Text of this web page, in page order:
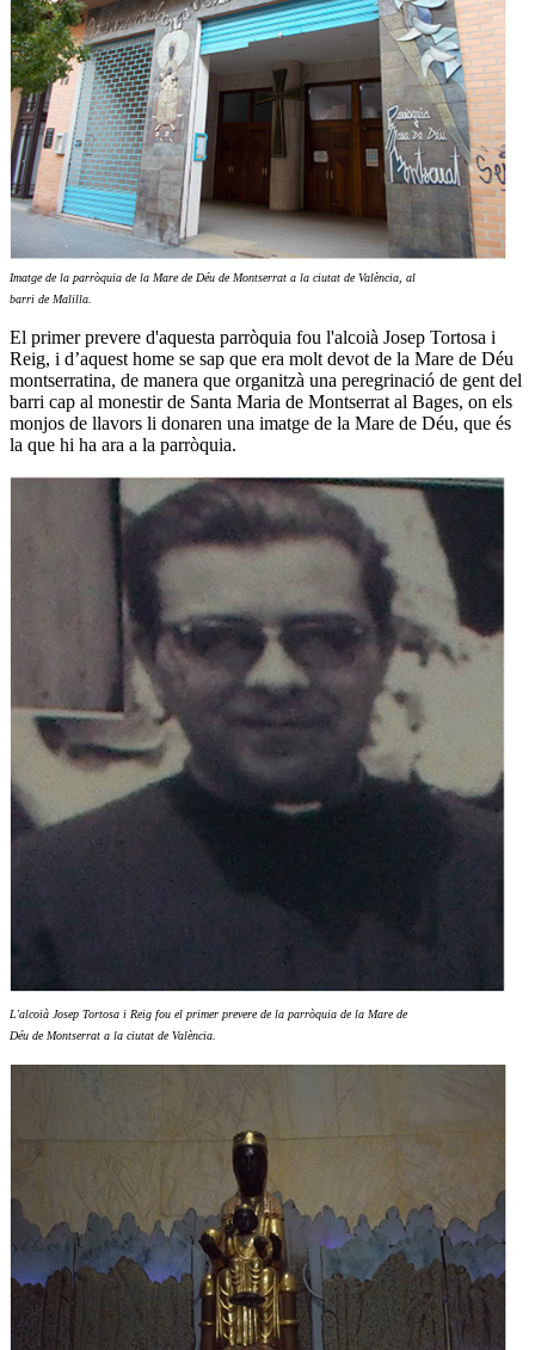
Imatge de la parròquia de la Mare de Déu de Montserrat a la ciutat de València, al
barri de Malilla.
El primer prevere d'aquesta parròquia fou l'alcoià Josep Tortosa i
Reig, i d’aquest home se sap que era molt devot de la Mare de Déu
montserratina, de manera que organitzà una peregrinació de gent del
barri cap al monestir de Santa Maria de Montserrat al Bages, on els
monjos de llavors li donaren una imatge de la Mare de Déu, que és
la que hi ha ara a la parròquia.
L'alcoià Josep Tortosa i Reig fou el primer prevere de la parròquia de la Mare de
Déu de Montserrat a la ciutat de València.